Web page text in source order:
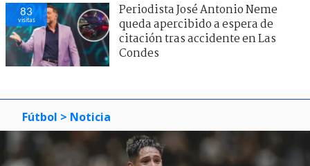
83
visitas
Periodista José Antonio Neme
queda apercibido a espera de
citación tras accidente en Las
Condes
Fútbol > Noticia